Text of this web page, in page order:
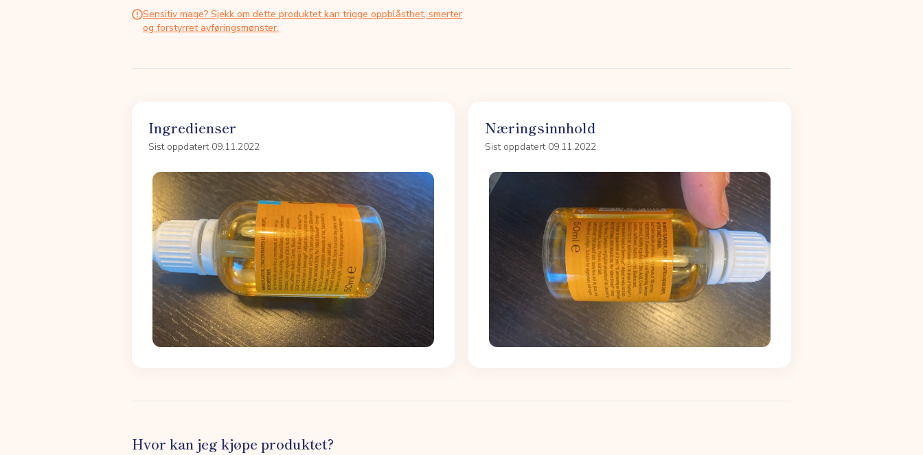
Sensitiv mage? Sjekk om dette produktet kan trigge oppblåsthet, smerter
og forstyrret avføringsmønster.
Ingredienser
Sist oppdatert 09.11.2022
Næringsinnhold
Sist oppdatert 09.11.2022
Hvor kan jeg kjøpe produktet?